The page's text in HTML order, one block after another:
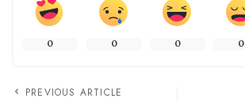
0 0 0 0
PREVIOUS ARTICLE